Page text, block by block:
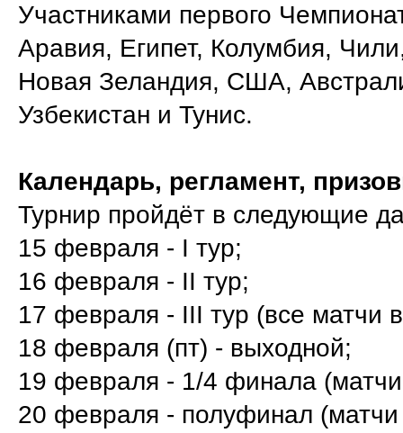
Участниками первого
Аравия, Египет, Колумбия,
Новая Зеландия, США,
Узбекистан и Тунис.
Календарь, регламент,
Турнир пройдёт в следующие
15 февраля - I тур;
16 февраля - II тур;
17 февраля - III тур (все матчи
18 февраля (пт) - выходной;
19 февраля - 1/4 финала
20 февраля - полуфинал